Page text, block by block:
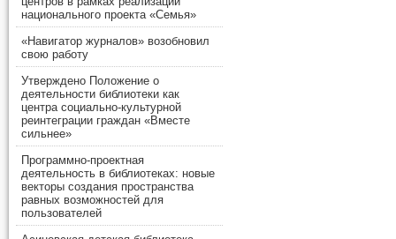
национального проекта «Семья»
«Навигатор журналов» возобновил
свою работу
Утверждено Положение о
деятельности библиотеки как
центра социально-культурной
реинтеграции граждан «Вместе
сильнее»
Программно-проектная
деятельность в библиотеках: новые
векторы создания пространства
равных возможностей для
пользователей